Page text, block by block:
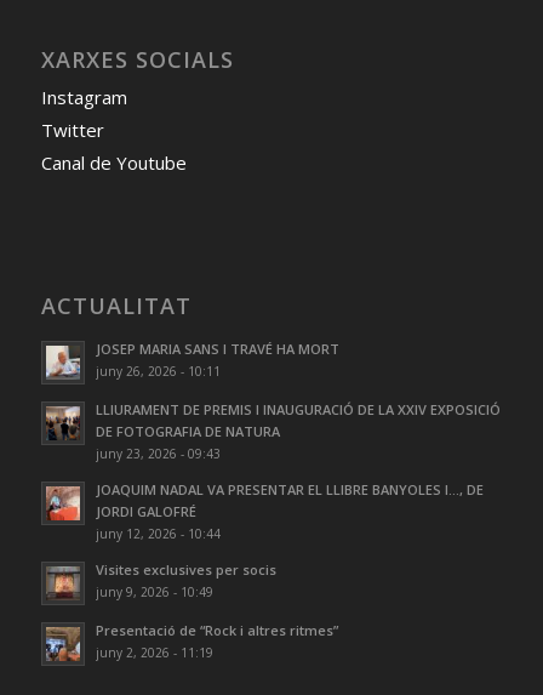
XARXES SOCIALS
Instagram
Twitter
Canal de Youtube
ACTUALITAT
JOSEP MARIA SANS I TRAVÉ HA MORT
juny 26, 2026 - 10:11
LLIURAMENT DE PREMIS I INAUGURACIÓ DE LA XXIV EXPOSICIÓ
DE FOTOGRAFIA DE NATURA
juny 23, 2026 - 09:43
JOAQUIM NADAL VA PRESENTAR EL LLIBRE BANYOLES I…, DE
JORDI GALOFRÉ
juny 12, 2026 - 10:44
Visites exclusives per socis
juny 9, 2026 - 10:49
Presentació de “Rock i altres ritmes”
juny 2, 2026 - 11:19